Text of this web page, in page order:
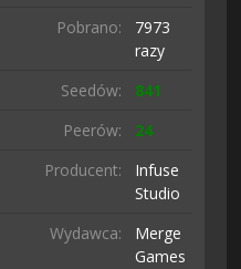
Pobrano:
7973
razy
Seedów:
841
Peerów:
24
Producent:
Infuse
Studio
Wydawca:
Merge
Games